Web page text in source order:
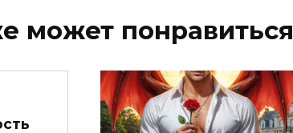
может понравиться